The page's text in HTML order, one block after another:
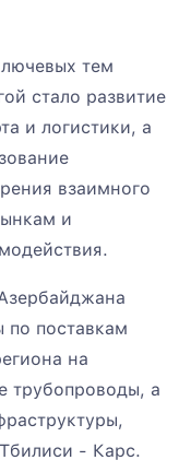
тем
стало развитие
и логистики, а
взаимного
и
по поставкам
на
трубопроводы, а
- Карс.